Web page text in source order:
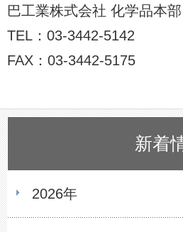
巴工業株式会社 化学品本部
TEL：03-3442-5142
FAX：03-3442-5175
新着
2026年